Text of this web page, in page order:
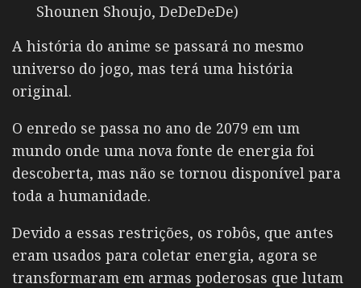
Shounen Shoujo, DeDeDeDe)
A história do anime se passará no mesmo
universo do jogo, mas terá uma história
original.
O enredo se passa no ano de 2079 em um
mundo onde uma nova fonte de energia foi
descoberta, mas não se tornou disponível para
toda a humanidade.
Devido a essas restrições, os robôs, que antes
eram usados para coletar energia, agora se
transformaram em armas poderosas que lutam